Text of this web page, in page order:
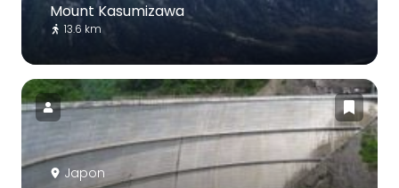
Mount Kasumizawa
13.6 km
Japon